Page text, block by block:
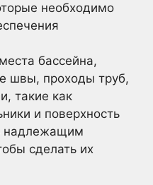
необходимо
бассейна,
швы, проходы труб,
такие как
и поверхность
надлежащим
сделать их